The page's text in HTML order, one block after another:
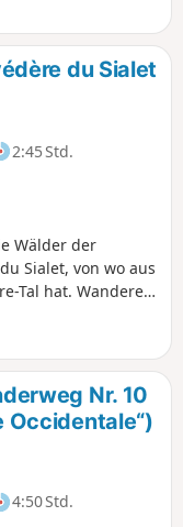
die Chartreuse,
Tal! Und direkt vor
in der Ferne
wie ein
Katzensprung von
du Sialet
2:45 Std.
Wälder der
Sialet, von wo aus
Tal hat. Wanderer
erledigen.
Nr. 10
Occidentale“)
4:50 Std.